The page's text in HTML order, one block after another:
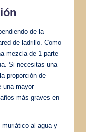
de la
de ladrillo. Como
mezcla de 1 parte
Si necesitas una
proporción de
una mayor
más graves en
muriático al agua y